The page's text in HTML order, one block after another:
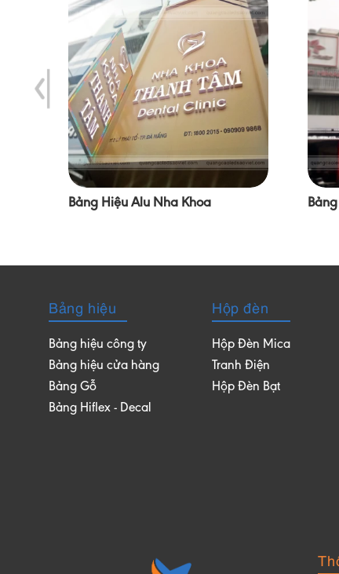
Bảng Hiệu Alu Nha Khoa
Bảng hiệu
Bảng hiệu công ty
Bảng hiệu cửa hàng
Bảng Gỗ
Bảng Hiflex - Decal
Hộp đèn
Hộp Đèn Mica
Tranh Điện
Hộp Đèn Bạt